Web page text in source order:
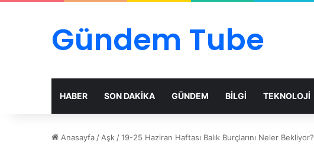
Gündem Tube
HABER SON DAKİKA GÜNDEM BİLGİ TEKNOLOJİ
Anasayfa / Aşk /19-25 Haziran Haftası Balık Burçlarını Neler Bekliyor?